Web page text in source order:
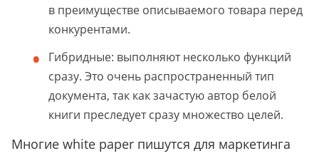
в преимуществе описываемого товара перед
конкурентами.
Гибридные: выполняют несколько функций
сразу. Это очень распространенный тип
документа, так как зачастую автор белой
книги преследует сразу множество целей.
Многие white paper пишутся для маркетинга